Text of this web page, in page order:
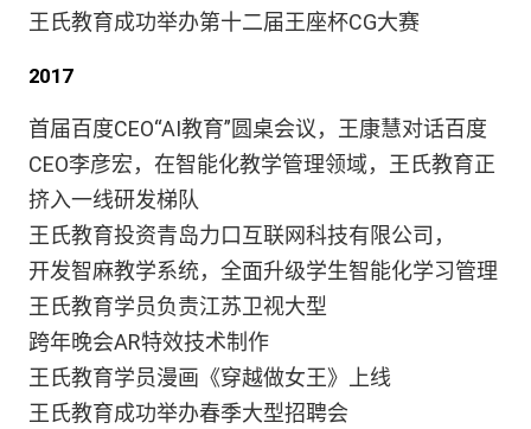
王氏教育成功举办第十二届王座杯CG大赛
2017
首届百度CEO“AI教育”圆桌会议，王康慧对话百度
CEO李彦宏，在智能化教学管理领域，王氏教育正
挤入一线研发梯队
王氏教育投资青岛力口互联网科技有限公司，
开发智麻教学系统，全面升级学生智能化学习管理
王氏教育学员负责江苏卫视大型
跨年晚会AR特效技术制作
王氏教育学员漫画《穿越做女王》上线
王氏教育成功举办春季大型招聘会